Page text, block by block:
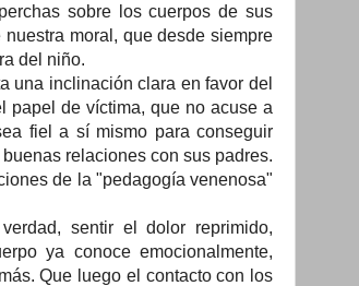
sobre los cuerpos de sus
moral, que desde siempre
del niño.
una inclinación clara en favor del
papel de víctima, que no acuse a
fiel a sí mismo para conseguir
relaciones con sus padres.
de la "pedagogía venenosa"
sentir el dolor reprimido,
ya conoce emocionalmente,
Que luego el contacto con los